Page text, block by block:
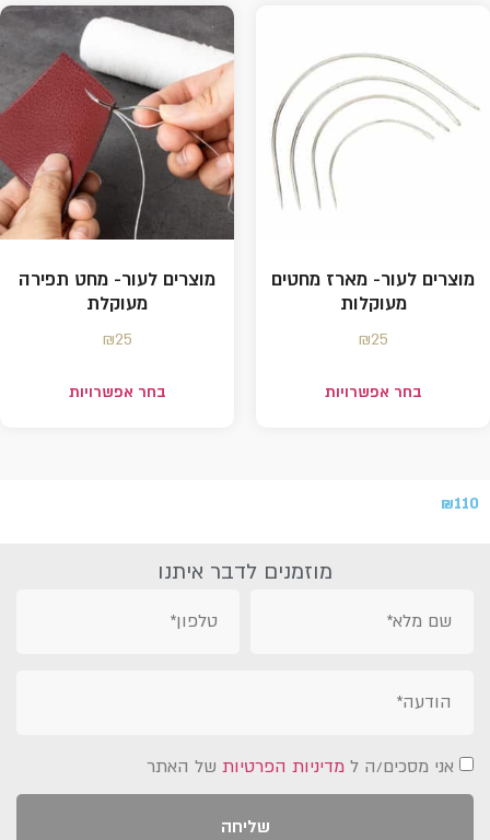
מוצרים לעור- מארז מחטים
מעוקלות
₪25
בחר אפשרויות
מוצרים לעור- מחט תפירה
מעוקלת
₪25
בחר אפשרויות
₪110
מוזמנים לדבר איתנו
אני מסכים/ה ל מדיניות הפרטיות של האתר
שליחה